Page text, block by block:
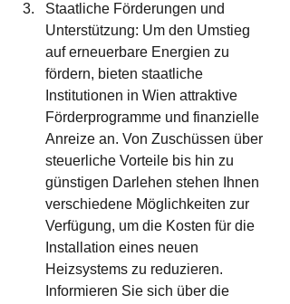
Staatliche Förderungen und
Unterstützung: Um den Umstieg
auf erneuerbare Energien zu
fördern, bieten staatliche
Institutionen in Wien attraktive
Förderprogramme und finanzielle
Anreize an. Von Zuschüssen über
steuerliche Vorteile bis hin zu
günstigen Darlehen stehen Ihnen
verschiedene Möglichkeiten zur
Verfügung, um die Kosten für die
Installation eines neuen
Heizsystems zu reduzieren.
Informieren Sie sich über die